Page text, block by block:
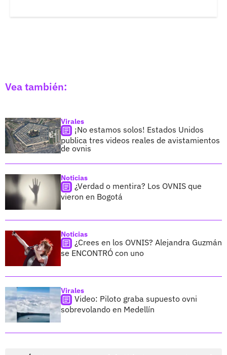
Vea también:
Virales
¡No estamos solos! Estados Unidos
publica tres videos reales de avistamientos
de ovnis
Noticias
¿Verdad o mentira? Los OVNIS que
vieron en Bogotá
Noticias
¿Crees en los OVNIS? Alejandra Guzmán
se ENCONTRÓ con uno
Virales
Video: Piloto graba supuesto ovni
sobrevolando en Medellín